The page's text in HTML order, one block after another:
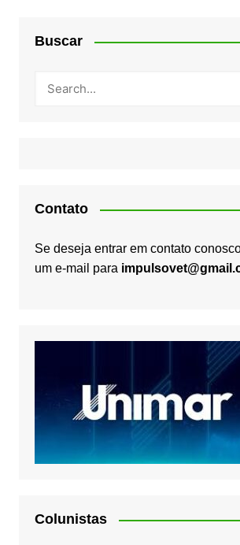
Buscar
Contato
Se deseja entrar em contato
um e-mail para
Colunistas